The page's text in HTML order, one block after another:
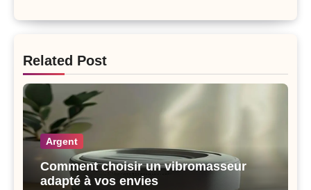
Related Post
Argent
Comment choisir un vibromasseur
adapté à vos envies